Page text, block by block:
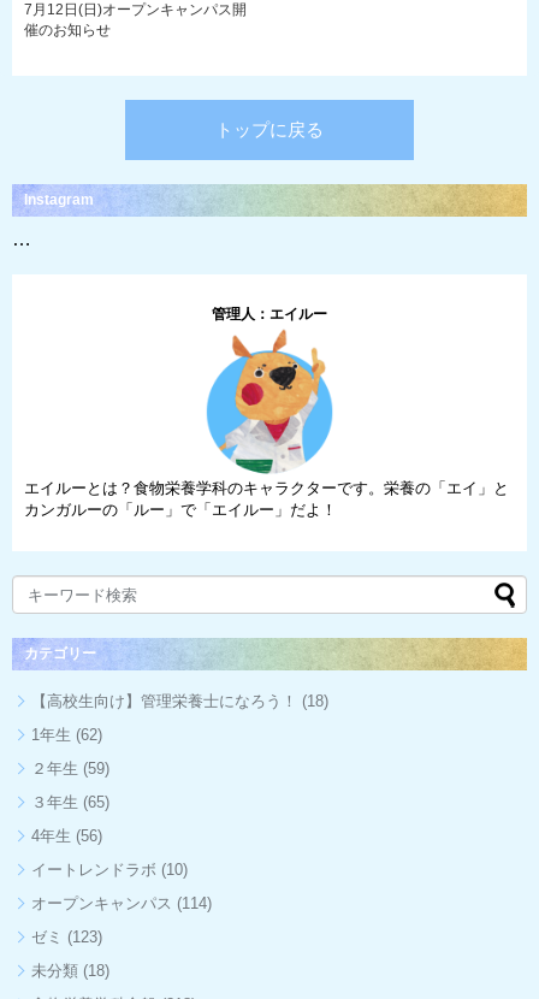
7月12日(日)オープンキャンパス開
催のお知らせ
トップに戻る
Instagram
…
管理人：エイルー
エイルーとは？食物栄養学科のキャラクターです。栄養の「エイ」と
カンガルーの「ルー」で「エイルー」だよ！
カテゴリー
【高校生向け】管理栄養士になろう！
(18)
1年生 (62)
２年生 (59)
３年生 (65)
4年生 (56)
イートレンドラボ (10)
オープンキャンパス (114)
ゼミ (123)
未分類 (18)